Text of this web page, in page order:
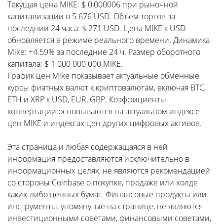
Текущая цена MIKE: $ 0,000006 при рыночной
капитализации в 5 676 USD. Объем торгов за
последнии 24 часа: $ 271 USD. Цена MIKE к USD
обновляется в режиме реального времени. Динамика
Mike: +4.59% за последние 24 ч. Размер оборотного
капитала: $ 1 000 000 000 MIKE.
График цен Mike показывает актуальные обменные
курсы фиатных валют к криптовалютам, включая BTC,
ETH и XRP к USD, EUR, GBP. Коэффициенты
конвертации основываются на актуальном индексе
цен MIKE и индексах цен других цифровых активов.
Эта страница и любая содержащаяся в ней
информация предоставляются исключительно в
информационных целях, не являются рекомендацией
со стороны Coinbase о покупке, продаже или холде
каких-либо ценных бумаг. Финансовые продукты или
инструменты, упомянутые на странице, не являются
инвестиционными советами, финансовыми советами,